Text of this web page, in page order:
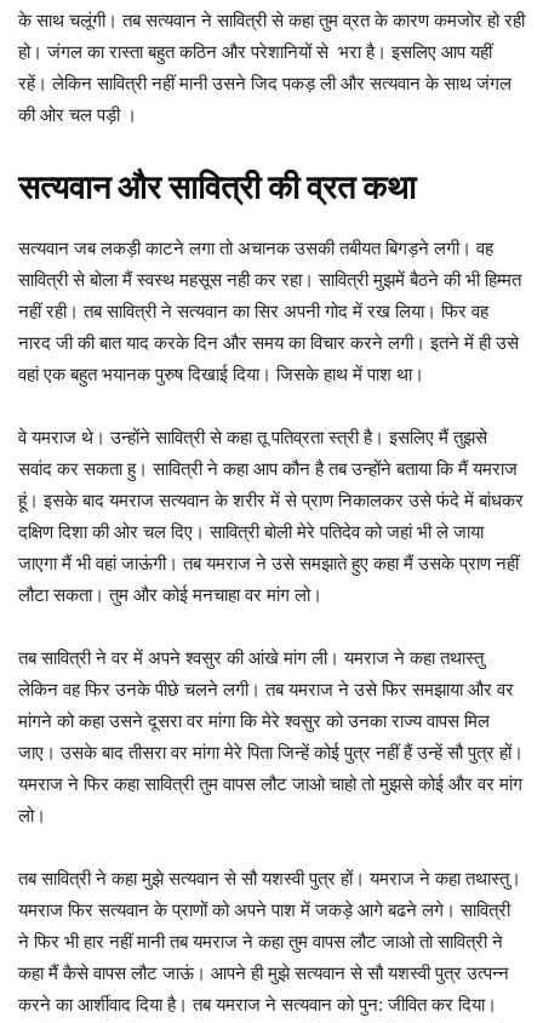
के साथ चलूंगी। तब सत्यवान ने सावित्री से कहा तुम व्रत के कारण कमजोर हो रही
हो। जंगल का रास्ता बहुत कठिन और परेशानियों से भरा है। इसलिए आप यहीं
रहें। लेकिन सावित्री नहीं मानी उसने जिद पकड़ ली और सत्यवान के साथ जंगल
की ओर चल पड़ी ।
सत्यवान और सावित्री की व्रत कथा
सत्यवान जब लकड़ी काटने लगा तो अचानक उसकी तबीयत बिगड़ने लगी। वह
सावित्री से बोला मैं स्वस्थ महसूस नही कर रहा। सावित्री मुझमें बैठने की भी हिम्मत
नहीं रही। तब सावित्री ने सत्यवान का सिर अपनी गोद में रख लिया। फिर वह
नारद जी की बात याद करके दिन और समय का विचार करने लगी। इतने में ही उसे
वहां एक बहुत भयानक पुरुष दिखाई दिया। जिसके हाथ में पाश था।
वे यमराज थे। उन्होंने सावित्री से कहा तू पतिव्रता स्त्री है। इसलिए मैं तुझसे
सवांद कर सकता हु। सावित्री ने कहा आप कौन है तब उन्होंने बताया कि मैं यमराज
हूं। इसके बाद यमराज सत्यवान के शरीर में से प्राण निकालकर उसे फंदे में बांधकर
दक्षिण दिशा की ओर चल दिए। सावित्री बोली मेरे पतिदेव को जहां भी ले जाया
जाएगा मैं भी वहां जाऊंगी। तब यमराज ने उसे समझाते हुए कहा मैं उसके प्राण नहीं
लौटा सकता। तुम और कोई मनचाहा वर मांग लो।
तब सावित्री ने वर में अपने श्वसुर की आंखे मांग ली। यमराज ने कहा तथास्तु
लेकिन वह फिर उनके पीछे चलने लगी। तब यमराज ने उसे फिर समझाया और वर
मांगने को कहा उसने दूसरा वर मांगा कि मेरे श्वसुर को उनका राज्य वापस मिल
जाए। उसके बाद तीसरा वर मांगा मेरे पिता जिन्हें कोई पुत्र नहीं हैं उन्हें सौ पुत्र हों।
यमराज ने फिर कहा सावित्री तुम वापस लौट जाओ चाहो तो मुझसे कोई और वर मांग
लो।
तब सावित्री ने कहा मुझे सत्यवान से सौ यशस्वी पुत्र हों। यमराज ने कहा तथास्तु।
यमराज फिर सत्यवान के प्राणों को अपने पाश में जकड़े आगे बढने लगे। सावित्री
ने फिर भी हार नहीं मानी तब यमराज ने कहा तुम वापस लौट जाओ तो सावित्री ने
कहा मैं कैसे वापस लौट जाऊं। आपने ही मुझे सत्यवान से सौ यशस्वी पुत्र उत्पन्न
करने का आर्शीवाद दिया है। तब यमराज ने सत्यवान को पुन: जीवित कर दिया।